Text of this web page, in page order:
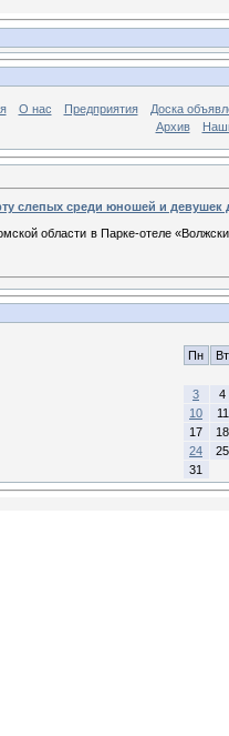
О нас Предприятия
Доска
Архив
слепых среди юношей и девушек
области в Парке-отеле
Пн Вт
3
4
10
11
17
18
24
25
31